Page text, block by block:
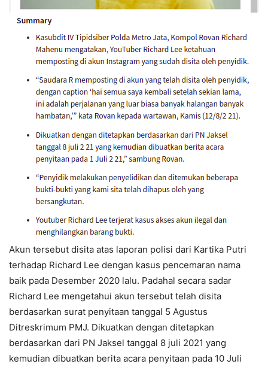
Akun tersebut disita atas laporan polisi dari Kartika Putri
terhadap Richard Lee dengan kasus pencemaran nama
baik pada Desember 2020 lalu. Padahal secara sadar
Richard Lee mengetahui akun tersebut telah disita
berdasarkan surat penyitaan tanggal 5 Agustus
Ditreskrimum PMJ. Dikuatkan dengan ditetapkan
berdasarkan dari PN Jaksel tanggal 8 juli 2021 yang
kemudian dibuatkan berita acara penyitaan pada 10 Juli